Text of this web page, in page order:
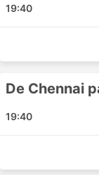
Ar Rahuman
Pudukottai
19:40
De Chennai
19:40